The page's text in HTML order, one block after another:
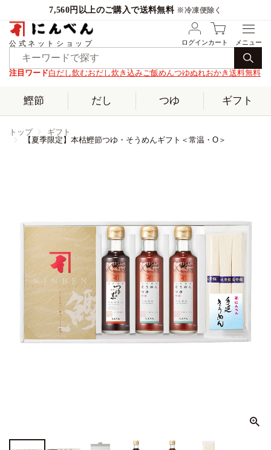
7,560円以上のご購入で送料無料 ※冷凍便除く
公式ネットショップ ログインカート
注目ワード白だし飲むおだし炊き込みご飯めんつゆぬれおかき 送料無料
鰹節 だし つゆ ギフト
トップ
ギフト
【夏季限定】本枯鰹節つゆ・そうめんギフト＜常温・O＞